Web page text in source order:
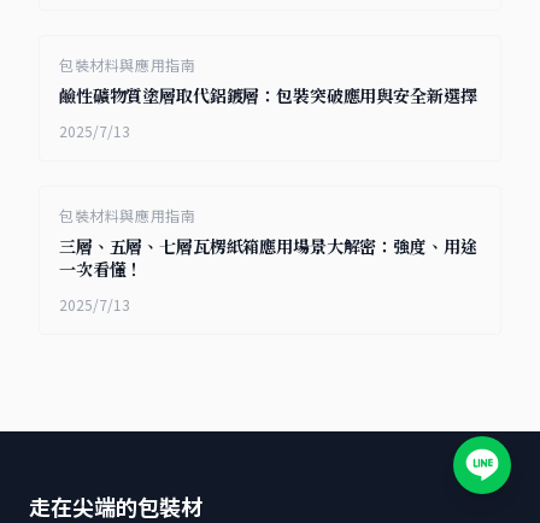
包裝材料與應用指南
鹼性礦物質塗層取代鋁鍍層：包裝突破應用與安全新選擇
2025/7/13
包裝材料與應用指南
三層、五層、七層瓦楞紙箱應用場景大解密：強度、用途
一次看懂！
2025/7/13
走在尖端的包裝材